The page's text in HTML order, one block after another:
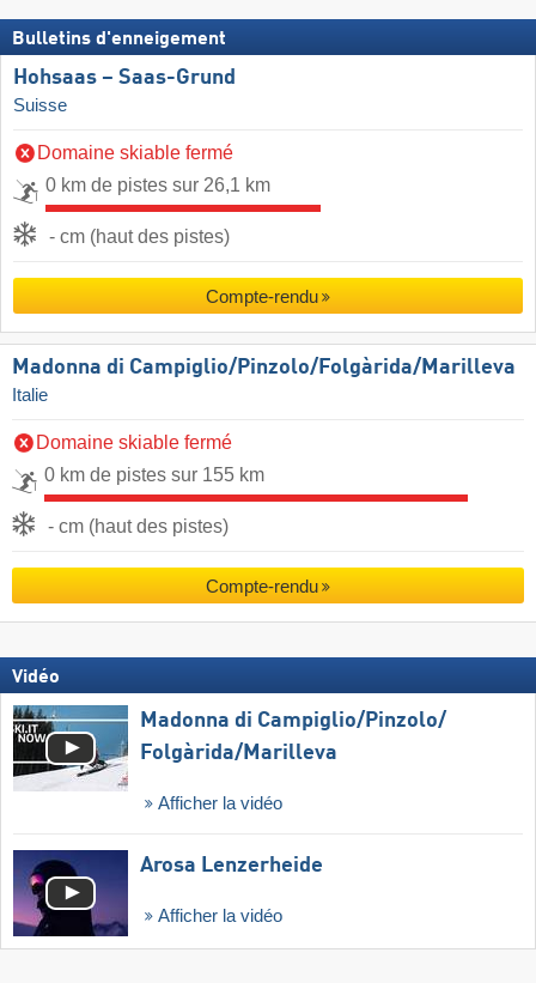
Bulletins d'enneigement
Hohsaas – Saas-Grund
Suisse
Domaine skiable fermé
0 km de pistes sur 26,1 km
- cm (haut des pistes)
Compte-rendu
Madonna di Campiglio/​Pinzolo/​Folgàrida/​Marilleva
Italie
Domaine skiable fermé
0 km de pistes sur 155 km
- cm (haut des pistes)
Compte-rendu
Vidéo
Madonna di Campiglio/​Pinzolo/​
Folgàrida/​Marilleva
Afficher la vidéo
Arosa Lenzerheide
Afficher la vidéo